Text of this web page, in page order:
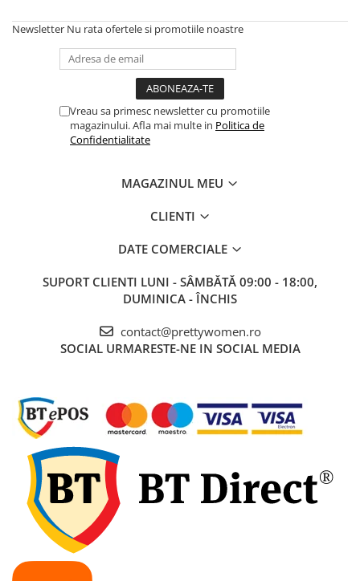
Newsletter Nu rata ofertele si promotiile noastre
Vreau sa primesc newsletter cu promotiile
magazinului. Afla mai multe in Politica de
Confidentialitate
MAGAZINUL MEU
CLIENTI
DATE COMERCIALE
SUPORT CLIENTI LUNI - SÂMBĂTĂ 09:00 - 18:00,
DUMINICA - ÎNCHIS
contact@prettywomen.ro
SOCIAL URMARESTE-NE IN SOCIAL MEDIA